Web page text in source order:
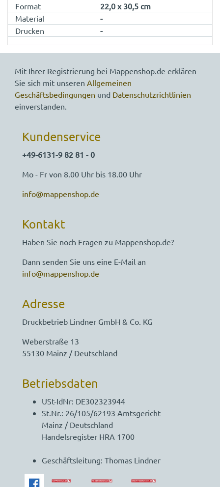
Format
22,0 x 30,5 cm
Material
-
Drucken
-
Mit Ihrer Registrierung bei Mappenshop.de erklären
Sie sich mit unseren Allgemeinen
Geschäftsbedingungen und Datenschutzrichtlinien
einverstanden.
Kundenservice
+49-6131-9 82 81 - 0
Mo - Fr von 8.00 Uhr bis 18.00 Uhr
info@mappenshop.de
Kontakt
Haben Sie noch Fragen zu Mappenshop.de?
Dann senden Sie uns eine E-Mail an
info@mappenshop.de
Adresse
Druckbetrieb Lindner GmbH & Co. KG
Weberstraße 13
55130 Mainz / Deutschland
Betriebsdaten
USt-IdNr: DE302323944
St.Nr.: 26/105/62193 Amtsgericht
Mainz / Deutschland
Handelsregister HRA 1700
Geschäftsleitung: Thomas Lindner